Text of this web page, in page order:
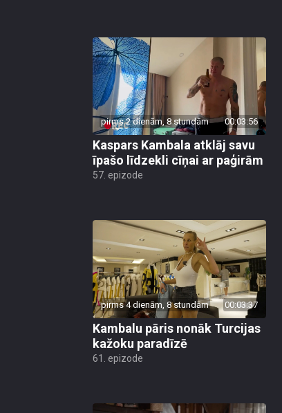
pirms 2 dienām, 8 stundām 00:03:56
Kaspars Kambala atklāj savu
īpašo līdzekli cīņai ar paģirām
57. epizode
pirms 4 dienām, 8 stundām 00:03:37
Kambalu pāris nonāk Turcijas
kažoku paradīzē
61. epizode